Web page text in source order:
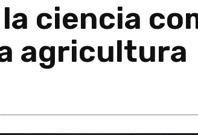
ciencia
agricultura